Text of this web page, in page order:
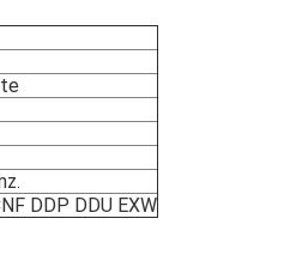
DDP DDU EXW